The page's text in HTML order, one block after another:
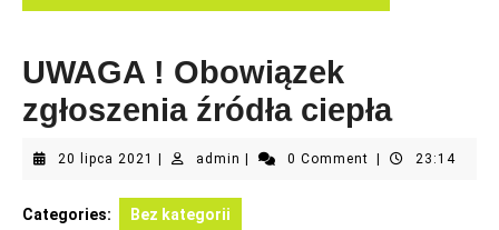
UWAGA ! Obowiązek
zgłoszenia źródła ciepła
20 lipca 2021 20
2021
admin admin 0 Comment 23:14
Categories: Bez kategorii